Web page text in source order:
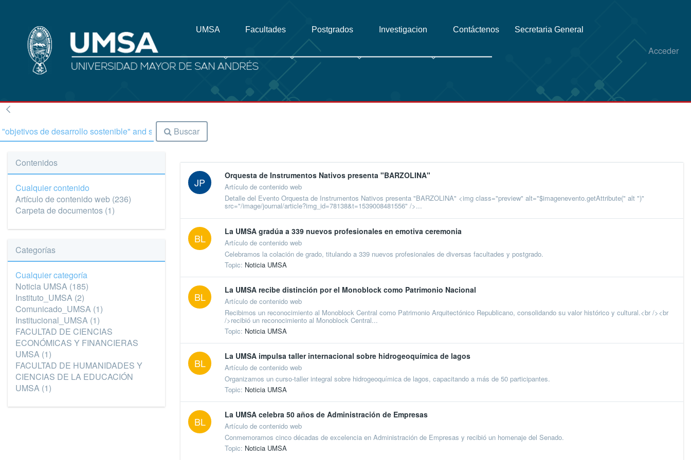
Acceder
UMSA Facultades Postgrados Investigacion Contáctenos Secretaria General
Buscar
Contenidos
Cualquier contenido
Artículo de contenido web (236)
Carpeta de documentos (1)
Categorías
Cualquier categoría
Noticia UMSA (185)
Instituto_UMSA (2)
Comunicado_UMSA (1)
Institucional_UMSA (1)
FACULTAD DE CIENCIAS
ECONÓMICAS Y FINANCIERAS
UMSA (1)
FACULTAD DE HUMANIDADES Y
CIENCIAS DE LA EDUCACIÓN
UMSA (1)
JP
Orquesta de Instrumentos Nativos presenta "BARZOLINA"
Artículo de contenido web
Detalle del Evento Orquesta de Instrumentos Nativos presenta "BARZOLINA" <img class="preview" alt="$imagenevento.getAttribute(" alt ")"
src="/image/journal/article?img_id=78138&t=1539008481556" />...
BL
La UMSA gradúa a 339 nuevos profesionales en emotiva ceremonia
Artículo de contenido web
Celebramos la colación de grado, titulando a 339 nuevos profesionales de diversas facultades y postgrado.
Topic: Noticia UMSA
BL
La UMSA recibe distinción por el Monoblock como Patrimonio Nacional
Artículo de contenido web
Recibimos un reconocimiento al Monoblock Central como Patrimonio Arquitectónico Republicano, consolidando su valor histórico y cultural.<br /><br
/>recibió un reconocimiento al Monoblock Central...
Topic: Noticia UMSA
BL
La UMSA impulsa taller internacional sobre hidrogeoquímica de lagos
Artículo de contenido web
Organizamos un curso-taller integral sobre hidrogeoquímica de lagos, capacitando a más de 50 participantes.
Topic: Noticia UMSA
BL
La UMSA celebra 50 años de Administración de Empresas
Artículo de contenido web
Conmemoramos cinco décadas de excelencia en Administración de Empresas y recibió un homenaje del Senado.
Topic: Noticia UMSA